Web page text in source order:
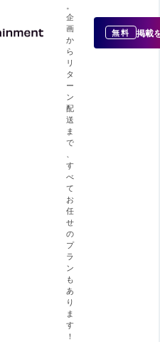
企
画
か
ら
リ
タ
ー
ン
配
送
ま
で
す
べ
て
お
任
せ
の
プ
ラ
ン
も
あ
り
ま
す
！
無料 掲載